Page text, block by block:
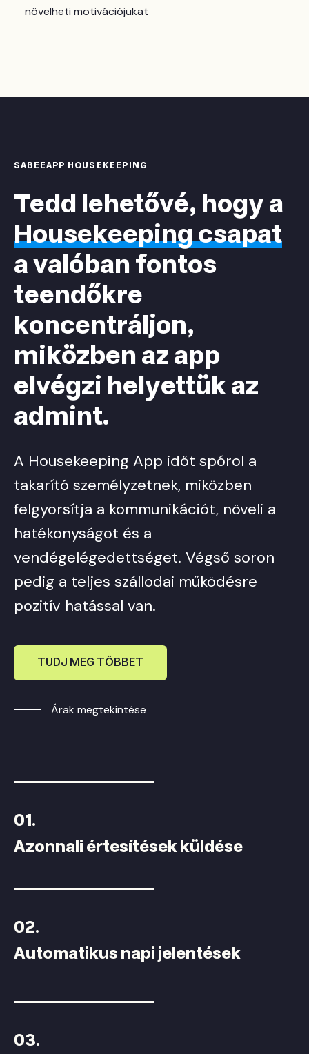
növelheti motivációjukat
SABEEAPP HOUSEKEEPING
Tedd lehetővé, hogy a
Housekeeping csapat
a valóban fontos
teendőkre
koncentráljon,
miközben az app
elvégzi helyettük az
admint.
A Housekeeping App időt spórol a
takarító személyzetnek, miközben
felgyorsítja a kommunikációt, növeli a
hatékonyságot és a
vendégelégedettséget. Végső soron
pedig a teljes szállodai működésre
pozitív hatással van.
TUDJ MEG TÖBBET
Árak megtekintése
01.
Azonnali értesítések küldése
02.
Automatikus napi jelentések
03.